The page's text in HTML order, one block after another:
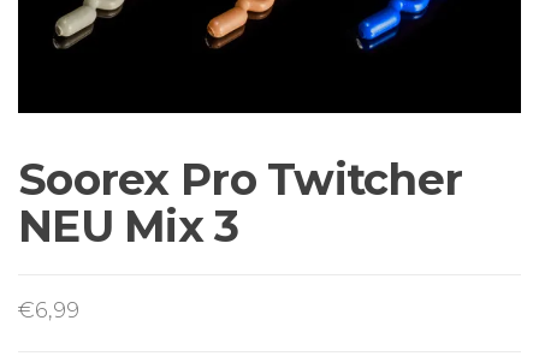
Soorex Pro Twitcher
NEU Mix 3
€6,99